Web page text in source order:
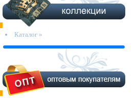
Каталог »